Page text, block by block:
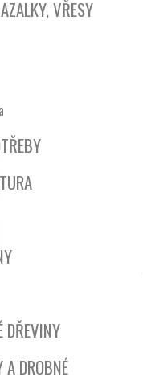
VŘESY
DŘEVINY
A DROBNÉ